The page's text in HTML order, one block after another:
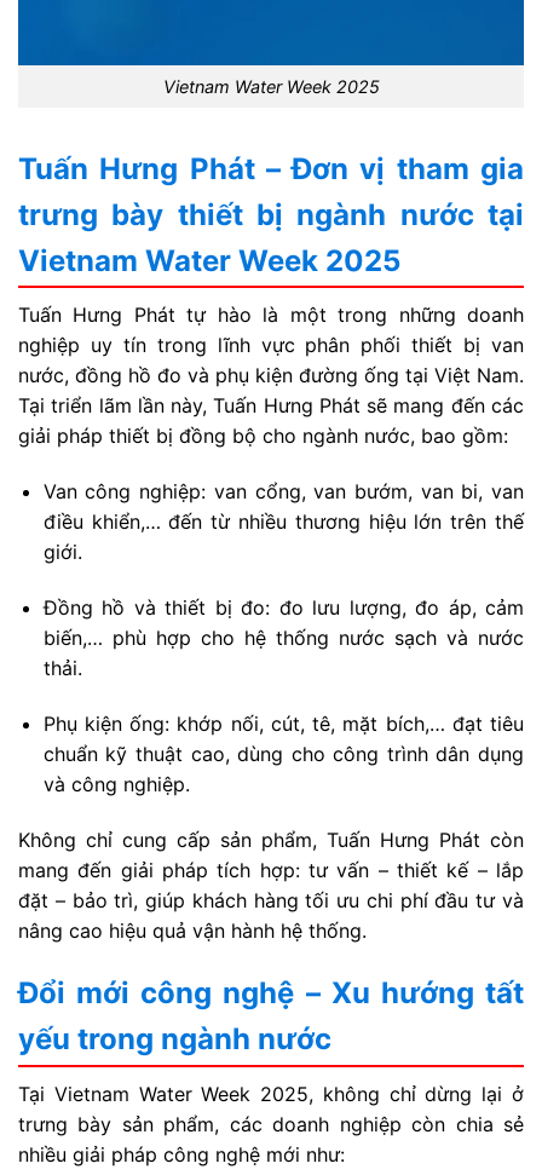
Vietnam Water Week 2025
Tuấn Hưng Phát – Đơn vị tham gia
trưng bày thiết bị ngành nước tại
Vietnam Water Week 2025
Tuấn Hưng Phát tự hào là một trong những doanh
nghiệp uy tín trong lĩnh vực phân phối thiết bị van
nước, đồng hồ đo và phụ kiện đường ống tại Việt Nam.
Tại triển lãm lần này, Tuấn Hưng Phát sẽ mang đến các
giải pháp thiết bị đồng bộ cho ngành nước, bao gồm:
Van công nghiệp: van cổng, van bướm, van bi, van
điều khiển,… đến từ nhiều thương hiệu lớn trên thế
giới.
Đồng hồ và thiết bị đo: đo lưu lượng, đo áp, cảm
biến,… phù hợp cho hệ thống nước sạch và nước
thải.
Phụ kiện ống: khớp nối, cút, tê, mặt bích,… đạt tiêu
chuẩn kỹ thuật cao, dùng cho công trình dân dụng
và công nghiệp.
Không chỉ cung cấp sản phẩm, Tuấn Hưng Phát còn
mang đến giải pháp tích hợp: tư vấn – thiết kế – lắp
đặt – bảo trì, giúp khách hàng tối ưu chi phí đầu tư và
nâng cao hiệu quả vận hành hệ thống.
Đổi mới công nghệ – Xu hướng tất
yếu trong ngành nước
Tại Vietnam Water Week 2025, không chỉ dừng lại ở
trưng bày sản phẩm, các doanh nghiệp còn chia sẻ
nhiều giải pháp công nghệ mới như: